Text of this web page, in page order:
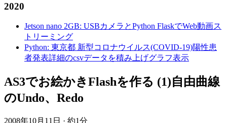
2020
Jetson nano 2GB: USBカメラとPython FlaskでWeb動画ス
トリーミング
Python: 東京都 新型コロナウイルス(COVID-19)陽性患
者発表詳細のcsvデータを積み上げグラフ表示
AS3でお絵かきFlashを作る (1)自由曲線
のUndo、Redo
2008年10月11日 · 約1分